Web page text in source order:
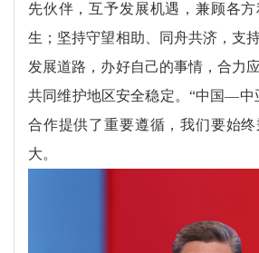
先伙伴，互予发展机遇，兼顾各
生；坚持守望相助、同舟共济，支
发展道路，办好自己的事情，合力
共同维护地区安全稳定。“中国—中
合作提供了重要遵循，我们要始
大。